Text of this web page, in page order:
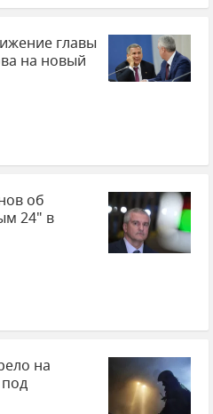
главы
на новый
об
24" в
на